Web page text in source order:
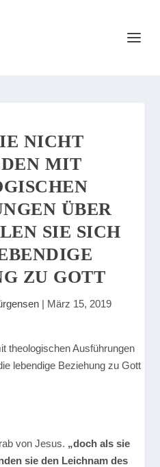
NICHT
MIT
ÜBER
SIE SICH
ZU GOTT
| März 15, 2019
von Jesus. „doch als sie
sie den Leichnam des